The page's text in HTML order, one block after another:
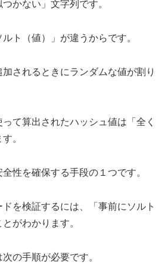
かない」文字列です。
ト（値）」が違うからです。
されるときにランダムな値が割り
って算出されたハッシュ値は「全く
。
性を確保する手段の１つです。
を検証するには、「事前にソルト
がわかります。
の手順が必要です。